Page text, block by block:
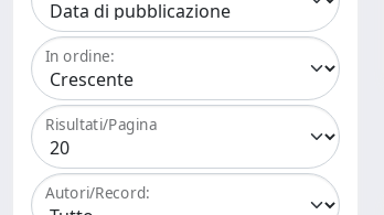
In ordine:
Risultati/Pagina
Autori/Record: